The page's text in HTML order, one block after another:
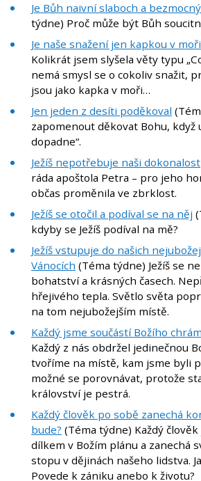
Je Bůh naivní slaboch a
týdne) Proč může být Bůh
Je naše snažení jen kapkou v
Kolikrát jsem slyšela věty typu
nemá smysl se o cokoliv snažit,
jsou jako kapka v moři…
Jen jeden z desíti poděkoval
zapomenout děkovat Bohu, když
dopadne“.
Ježíš nepotřebuje naši dokonalost
ráda apoštola Petra – pro jeho
občas proměnila ve zbrklost.
Ježíš se otočil a podíval se na něj
kdyby se Ježíš podíval na mě?
Ježíš vstupuje do našich
Vánocích (Téma týdne) Ježíš se
bohatství a krásných časech.
hřejivého tepla. Světlo světa
na tom nejubožejším místě.
Každý jsme součástí Božího
Každý z nás obdržel jedinečnou
tvoříme na místě, kam jsme byli
možné se porovnávat, protože
království je pestrá.
Každý člověk po sobě zanechá
bude? (Téma týdne) Každý
dílkem v Božím plánu a zanechá
stopu v dějinách našeho lidstva.
Povede k zániku anebo k životu?